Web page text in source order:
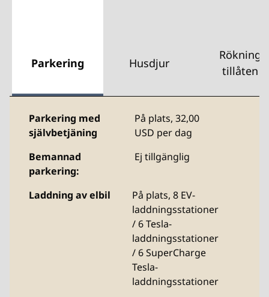
Parkering Husdjur
Rökning
tillåten
Parkering med
självbetjäning
På plats, 32,00
USD per dag
Bemannad
parkering:
Ej tillgänglig
Laddning av elbil På plats, 8 EV-
laddningsstationer
/ 6 Tesla-
laddningsstationer
/ 6 SuperCharge
Tesla-
laddningsstationer